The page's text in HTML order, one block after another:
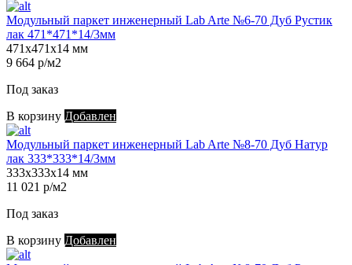
Модульный паркет инженерный Lab Arte №6-70 Дуб Рустик
лак 471*471*14/3мм
471х471х14 мм
9 664 р/м2
Под заказ
В корзину Добавлен
Модульный паркет инженерный Lab Arte №8-70 Дуб Натур
лак 333*333*14/3мм
333х333х14 мм
11 021 р/м2
Под заказ
В корзину Добавлен